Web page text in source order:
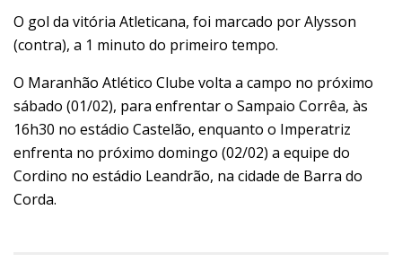
O gol da vitória Atleticana, foi marcado por Alysson
(contra), a 1 minuto do primeiro tempo.
O Maranhão Atlético Clube volta a campo no próximo
sábado (01/02), para enfrentar o Sampaio Corrêa, às
16h30 no estádio Castelão, enquanto o Imperatriz
enfrenta no próximo domingo (02/02) a equipe do
Cordino no estádio Leandrão, na cidade de Barra do
Corda.